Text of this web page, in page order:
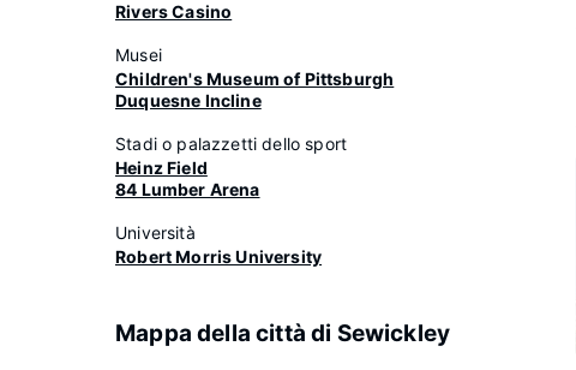
Rivers Casino
Musei
Children's Museum of Pittsburgh
Duquesne Incline
Stadi o palazzetti dello sport
Heinz Field
84 Lumber Arena
Università
Robert Morris University
Mappa della città di Sewickley